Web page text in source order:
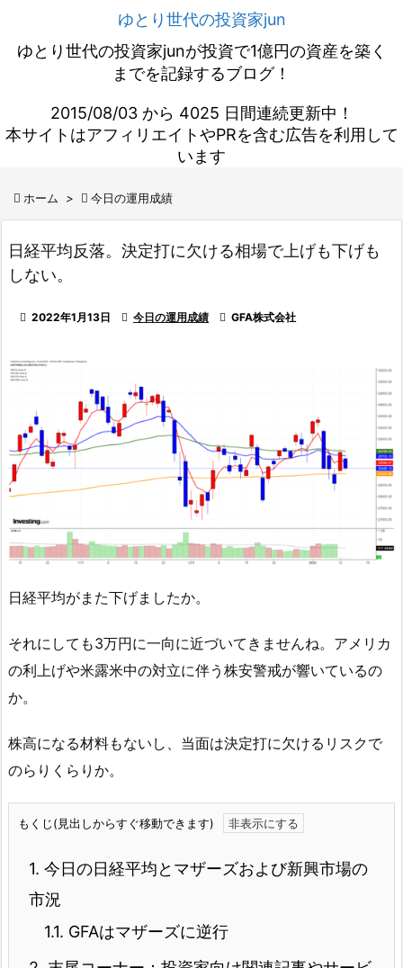
ゆとり世代の投資家jun
ゆとり世代の投資家junが投資で1億円の資産を築く
までを記録するブログ！
2015/08/03 から 4025 日間連続更新中！
本サイトはアフィリエイトやPRを含む広告を利用して
います
 ホーム >  今日の運用成績
日経平均反落。決定打に欠ける相場で上げも下げも
しない。
 2022年1月13日  今日の運用成績  GFA株式会社
日経平均がまた下げましたか。
それにしても3万円に一向に近づいてきませんね。アメリカ
の利上げや米露米中の対立に伴う株安警戒が響いているの
か。
株高になる材料もないし、当面は決定打に欠けるリスクで
のらりくらりか。
もくじ(見出しからすぐ移動できます)
1. 今日の日経平均とマザーズおよび新興市場の
市況
1.1. GFAはマザーズに逆行